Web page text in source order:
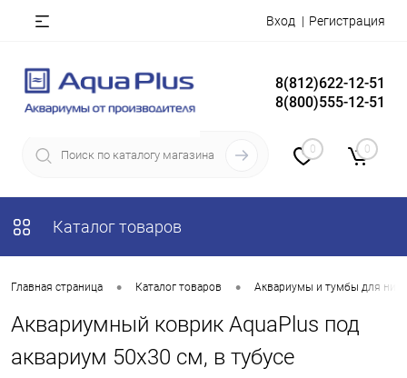
Вход Регистрация
8(812)622-12-51
8(800)555-12-51
0 0
Каталог товаров
Главная страница • Каталог товаров • Аквариумы и тумбы для них
Аквариумный коврик AquaPlus под
аквариум 50х30 см, в тубусе